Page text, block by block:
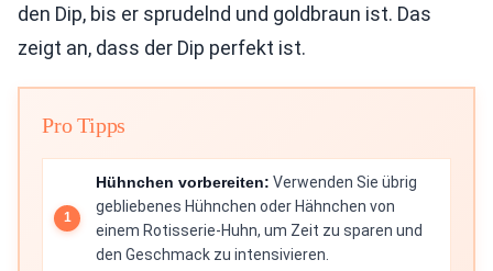
den Dip, bis er sprudelnd und goldbraun ist. Das
zeigt an, dass der Dip perfekt ist.
Pro Tipps
Hühnchen vorbereiten: Verwenden Sie übrig
gebliebenes Hühnchen oder Hähnchen von
einem Rotisserie-Huhn, um Zeit zu sparen und
den Geschmack zu intensivieren.